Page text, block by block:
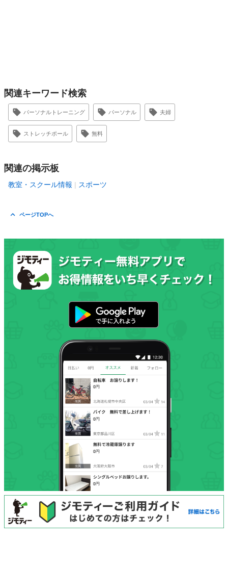
関連キーワード検索
パーソナルトレーニング パーソナル 夫婦
ストレッチポール 無料
関連の掲示板
教室・スクール情報 スポーツ
ページTOPへ